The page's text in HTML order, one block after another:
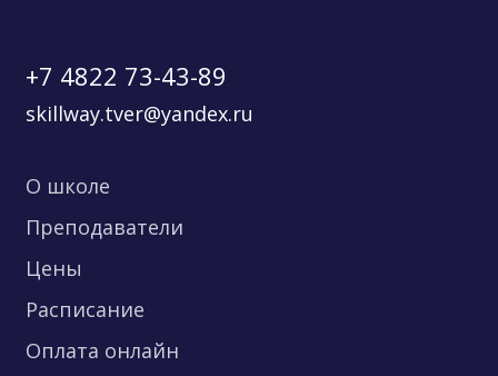
+7 4822 73-43-89
skillway.tver@yandex.ru
О школе
Преподаватели
Цены
Расписание
Оплата онлайн